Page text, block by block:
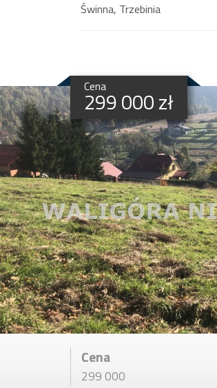
Świnna, Trzebinia
Cena
299 000 zł
Cena
299 000